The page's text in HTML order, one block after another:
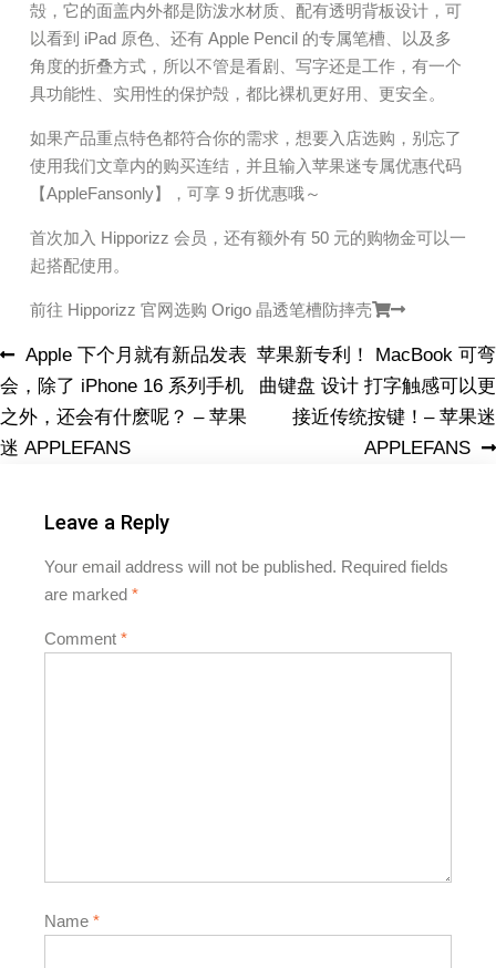
殻，它的面盖内外都是防泼水材质、配有透明背板设计，可
以看到 iPad 原色、还有 Apple Pencil 的专属笔槽、以及多
角度的折叠方式，所以不管是看剧、写字还是工作，有一个
具功能性、实用性的保护殻，都比裸机更好用、更安全。
如果产品重点特色都符合你的需求，想要入店选购，别忘了
使用我们文章内的购买连结，并且输入苹果迷专属优惠代码
【AppleFansonly】，可享 9 折优惠哦～
首次加入 Hipporizz 会员，还有额外有 50 元的购物金可以一
起搭配使用。
前往 Hipporizz 官网选购 Origo 晶透笔槽防摔壳
Apple 下个月就有新品发表
会，除了 iPhone 16 系列手机
之外，还会有什麽呢？ – 苹果
迷 APPLEFANS
苹果新专利！ MacBook 可弯
曲键盘 设计 打字触感可以更
接近传统按键！– 苹果迷
APPLEFANS
Leave a Reply
Your email address will not be published. Required fields
are marked *
Comment *
Name *